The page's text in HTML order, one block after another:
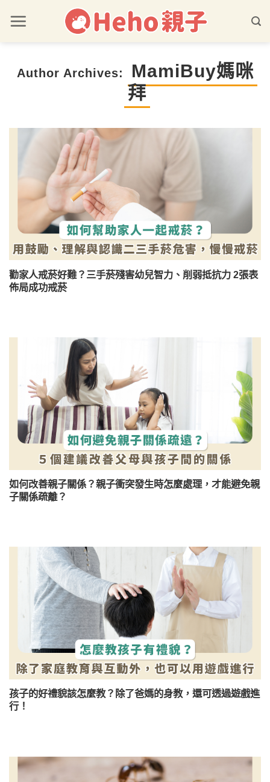
Author Archives:
MamiBuy媽咪
拜
勸家人戒菸好難？三手菸殘害幼兒智力、削弱抵抗力 2張表
佈局成功戒菸
如何改善親子關係？親子衝突發生時怎麼處理，才能避免親
子關係疏離？
孩子的好禮貌該怎麼教？除了爸媽的身教，還可透過遊戲進
行！